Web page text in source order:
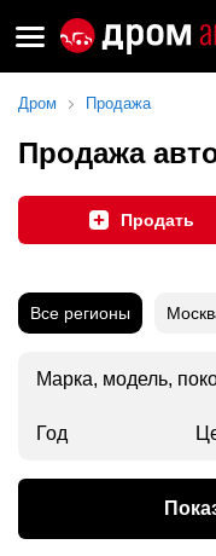
Дром Продажа
Продажа
Продать
Все регионы
Марка, модель,
Год